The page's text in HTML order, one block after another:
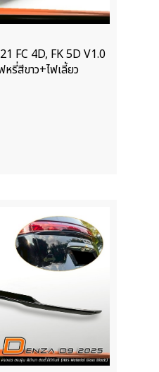
FC 4D, FK 5D V1.0
รี่สีขาว+ไฟเลี้ยว